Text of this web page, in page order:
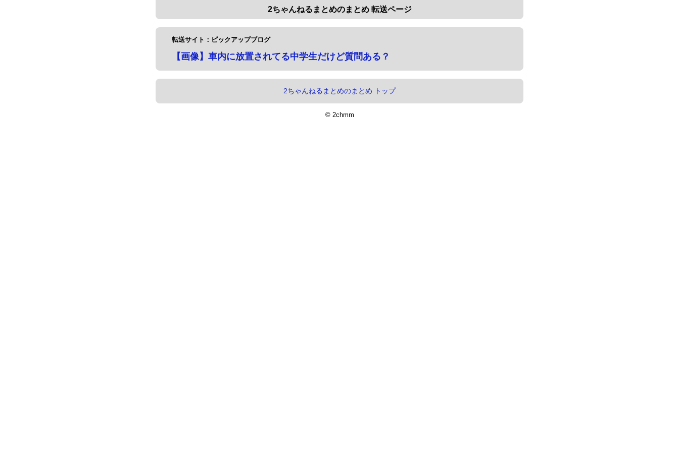
2ちゃんねるまとめのまとめ 転送ページ
転送サイト：ピックアップブログ
【画像】車内に放置されてる中学生だけど質問ある？
2ちゃんねるまとめのまとめ トップ
© 2chmm